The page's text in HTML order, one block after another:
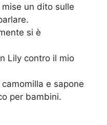
un dito sulle
si è
Lily contro il mio
e sapone
per bambini.